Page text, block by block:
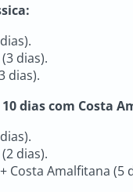
dias).
dias).
10 dias com Costa
dias).
Costa Amalfitana (5